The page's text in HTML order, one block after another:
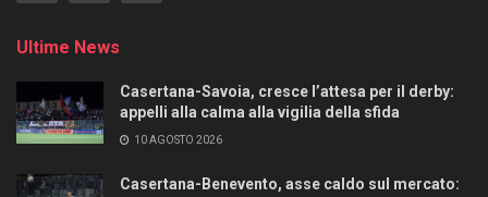
Ultime News
Casertana-Savoia, cresce l’attesa per il derby:
appelli alla calma alla vigilia della sfida
10 AGOSTO 2026
Casertana-Benevento, asse caldo sul mercato: